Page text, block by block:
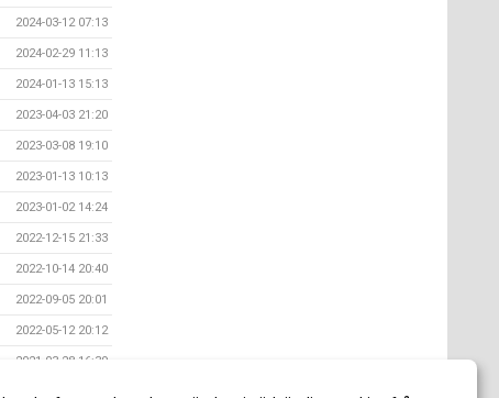
2024-03-12 07:13
2024-02-29 11:13
2024-01-13 15:13
2023-04-03 21:20
2023-03-08 19:10
2023-01-13 10:13
2023-01-02 14:24
2022-12-15 21:33
2022-10-14 20:40
2022-09-05 20:01
2022-05-12 20:12
2021-03-28 16:39